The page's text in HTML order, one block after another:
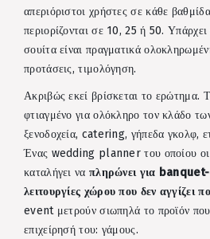
απεριόριστοι χρήστες σε κάθε
περιορίζονται σε 10, 25 ή 50.
σουίτα είναι πραγματικά
προτάσεις, τιμολόγηση.
Ακριβώς εκεί βρίσκεται το ερώτημα.
φτιαγμένο για ολόκληρο τον κλάδο
ξενοδοχεία, catering, γήπεδα γκολφ,
Ένας wedding planner του οποίου οι
καταλήγει να πληρώνει για
λειτουργίες χώρου που δεν αγγίζει
event μετρούν σιωπηλά το προϊόν
επιχείρησή του: γάμους.